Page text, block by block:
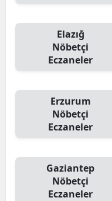
Elazığ
Nöbetçi
Eczaneler
Erzurum
Nöbetçi
Eczaneler
Gaziantep
Nöbetçi
Eczaneler